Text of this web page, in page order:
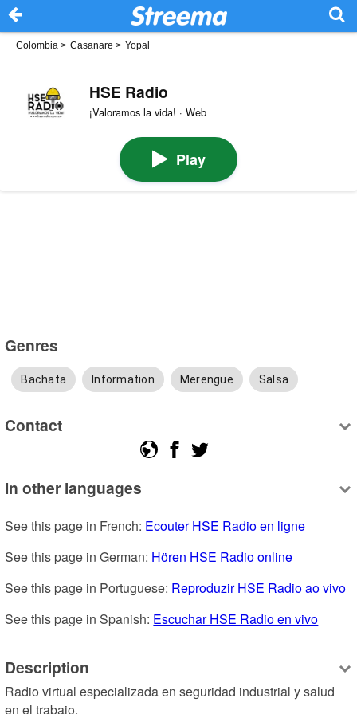
Colombia > Casanare > Yopal
HSE Radio
¡Valoramos la vida! · Web
Play
Genres
Bachata Information Merengue Salsa
Contact
In other languages
See this page in French: Ecouter HSE Radio en ligne
See this page in German: Hören HSE Radio online
See this page in Portuguese: Reproduzir HSE Radio ao vivo
See this page in Spanish: Escuchar HSE Radio en vivo
Description
Radio virtual especializada en seguridad industrial y salud
en el trabajo.